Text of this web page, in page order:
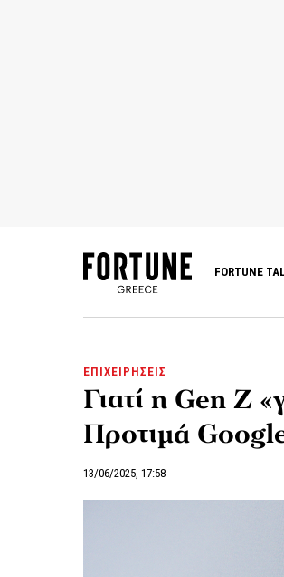
FORTUNE
ΕΠΙΧΕΙΡΗΣΕΙΣ
Γιατί η Gen Z
Προτιμά
13/06/2025, 17:58